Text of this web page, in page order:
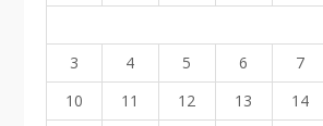
3
4 5 6 7
10
11 12 13 14